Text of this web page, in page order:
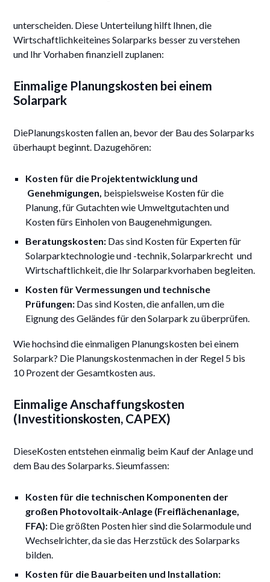
unterscheiden. Diese Unterteilung hilft Ihnen, die
Wirtschaftlichkeiteines Solarparks besser zu verstehen
und Ihr Vorhaben finanziell zuplanen:
Einmalige Planungskosten bei einem
Solarpark
DiePlanungskosten fallen an, bevor der Bau des Solarparks
überhaupt beginnt. Dazugehören:
Kosten für die Projektentwicklung und
Genehmigungen, beispielsweise Kosten für die
Planung, für Gutachten wie Umweltgutachten und
Kosten fürs Einholen von Baugenehmigungen.
Beratungskosten: Das sind Kosten für Experten für
Solarparktechnologie und -technik, Solarparkrecht und
Wirtschaftlichkeit, die Ihr Solarparkvorhaben begleiten.
Kosten für Vermessungen und technische
Prüfungen: Das sind Kosten, die anfallen, um die
Eignung des Geländes für den Solarpark zu überprüfen.
Wie hochsind die einmaligen Planungskosten bei einem
Solarpark? Die Planungskostenmachen in der Regel 5 bis
10 Prozent der Gesamtkosten aus.
Einmalige Anschaffungskosten
(Investitionskosten, CAPEX)
DieseKosten entstehen einmalig beim Kauf der Anlage und
dem Bau des Solarparks. Sieumfassen:
Kosten für die technischen Komponenten der
großen Photovoltaik-Anlage (Freiflächenanlage,
FFA): Die größten Posten hier sind die Solarmodule und
Wechselrichter, da sie das Herzstück des Solarparks
bilden.
Kosten für die Bauarbeiten und Installation: